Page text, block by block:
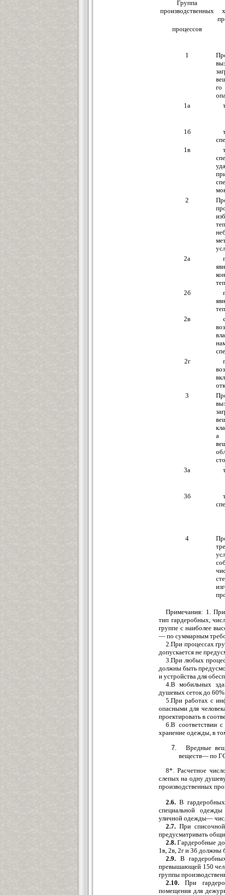
Группа
производственных
процессов
1
1а
1б
1в
2
2а
2б
2в
2г
3
3а
3б
4
Примечания: 1. При
тип гардеробных,
группе с наиболее
— по суммарным
2.При процессах
допускается не
3.При любых
должны быть
и устройства для
4.В мобильных
душевых сеток до
5.При работах с
опасными для
проектировать в
6.В соответствии
хранение одежды, в
Вредные
веществ— по
8*. Расчетное
слепых на одну
производственных
2.6. В
специальной
уличной одежды—
2.7. При
предусматривать
2.8. Гардеробные
1в, 2в, 2г и 3б должны
2.9. В
превышающей 150
группы
2.10. При
помещения для